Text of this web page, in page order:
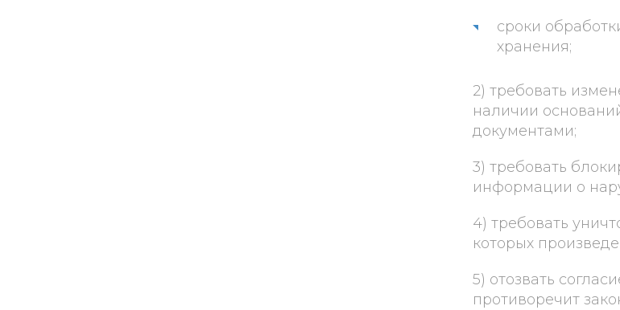
сроки
хранения;
2) требовать
наличии
документами;
3) требовать
информации о
4) требовать
которых
5) отозвать
противоречит